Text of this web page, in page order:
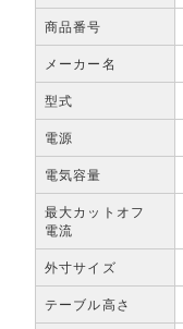
商品番号
メーカー名
型式
電源
電気容量
最大カットオフ
電流
外寸サイズ
テーブル高さ